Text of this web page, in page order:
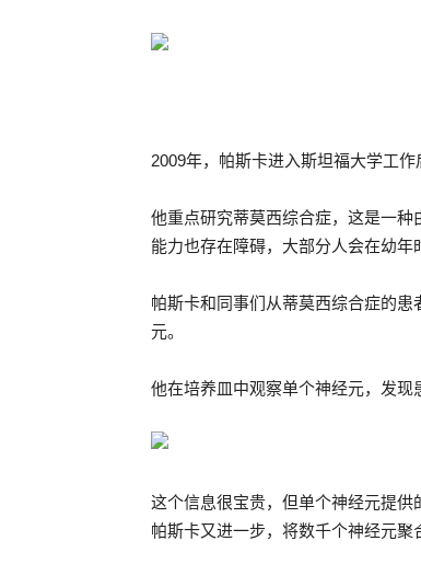
2009年，帕斯卡进入斯坦福大学工
他重点研究蒂莫西综合症，这是一
能力也存在障碍，大部分人会在幼年
帕斯卡和同事们从蒂莫西综合症的
元。
他在培养皿中观察单个神经元，发现
这个信息很宝贵，但单个神经元提供
帕斯卡又进一步，将数千个神经元聚